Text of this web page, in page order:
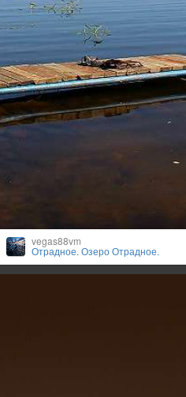
vegas88vm
Отрадное. Озеро Отрадное.